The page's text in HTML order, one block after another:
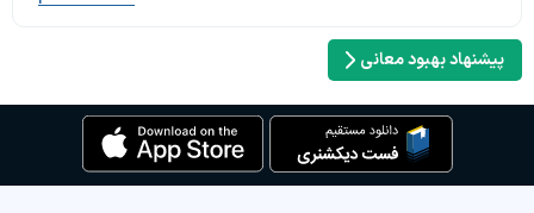
پیشنهاد بهبود معانی